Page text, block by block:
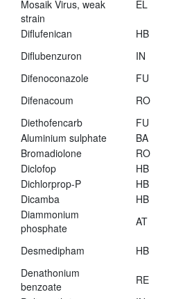
Mosaik Virus, weak
strain
EL
Diflufenican HB
Diflubenzuron
IN
Difenoconazole
FU
Difenacoum
RO
Diethofencarb
FU
Aluminium sulphate
BA
Bromadiolone
RO
Diclofop
HB
Dichlorprop-P
HB
Dicamba
HB
Diammonium
phosphate
AT
Desmedipham HB
Denathonium
benzoate
RE